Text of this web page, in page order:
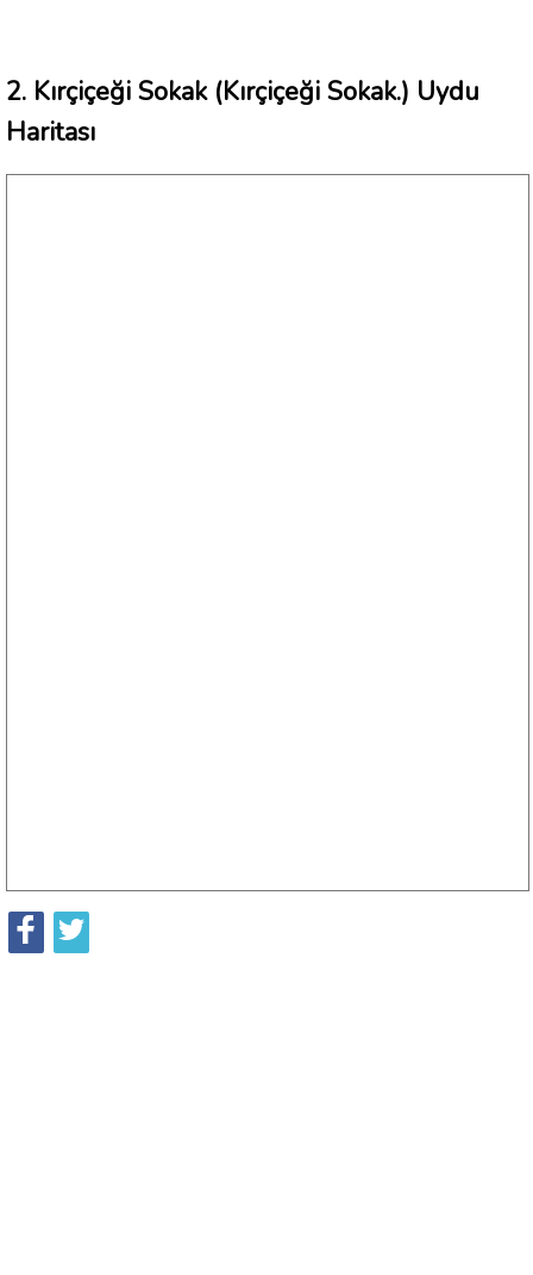
2. Kırçiçeği Sokak (Kırçiçeği Sokak.) Uydu
Haritası